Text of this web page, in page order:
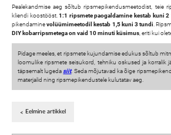
Pealekandmise aeg sõltub ripsmepikendusmeetodist, teie
kliendi koostööst.1:1 ripsmete paogaldamine kestab kuni
pikendaminevolüümimeetodil kestab 1,5 kuni 3 tundi .
DIY kobarripsmetega on vaid 10 minuti küsimus , eriti kui
Pidage meeles, et ripsmete kujundamise edukus sõltub
loomulike ripsmete seisukord, tehniku oskused ja korralik
täpsemalt lugedasiit. Seda mõjutavad ka õige
materjalid ning ripsmepikendustele kulutatav aeg.
Eelmine artikkel